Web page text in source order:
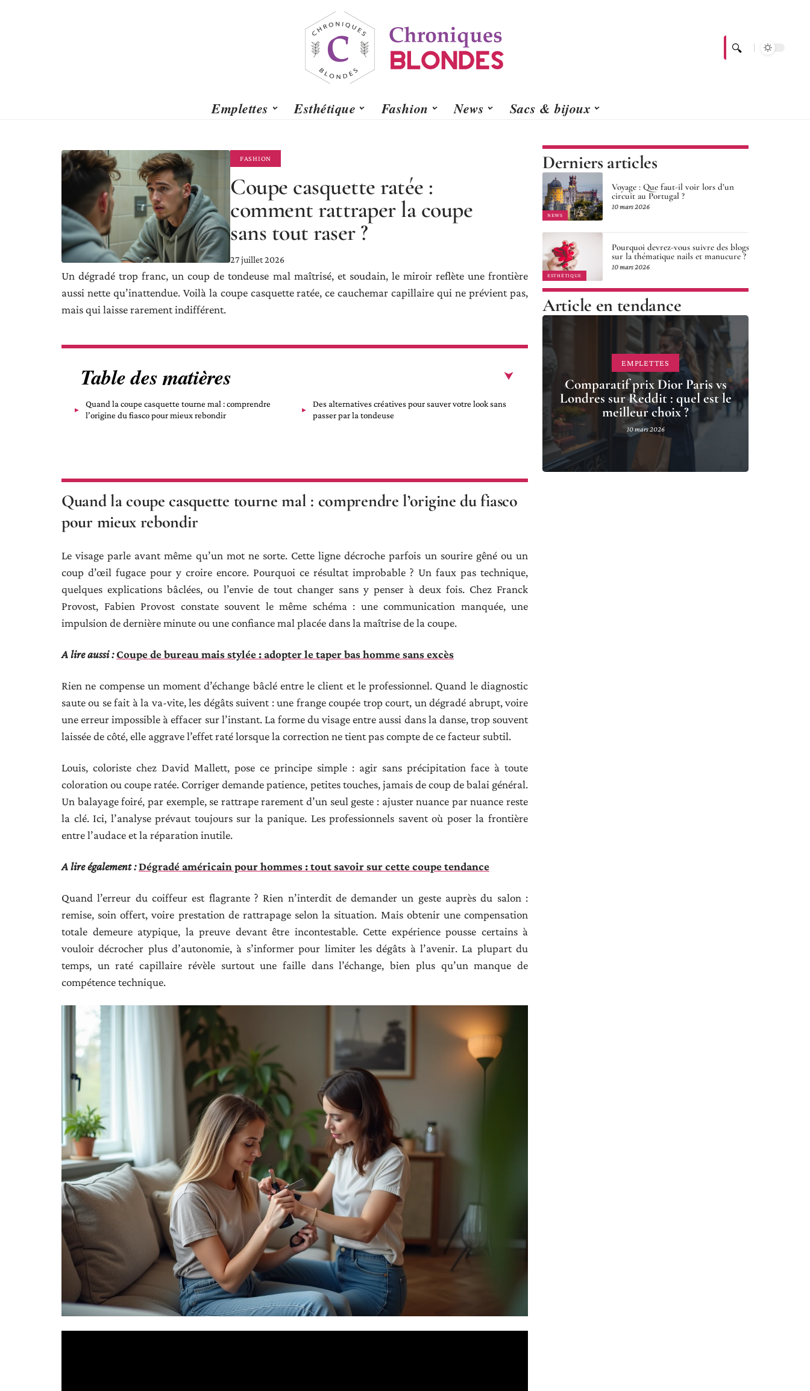
Emplettes Esthétique Fashion News Sacs & bijoux
FASHION
Coupe casquette ratée :
comment rattraper la coupe
sans tout raser ?
27 juillet 2026
Un dégradé trop franc, un coup de tondeuse mal maîtrisé, et soudain, le miroir reflète une frontière
aussi nette qu’inattendue. Voilà la coupe casquette ratée, ce cauchemar capillaire qui ne prévient pas,
mais qui laisse rarement indifférent.
Table des matières
Quand la coupe casquette tourne mal : comprendre
l’origine du fiasco pour mieux rebondir
Des alternatives créatives pour sauver votre look sans
passer par la tondeuse
Quand la coupe casquette tourne mal : comprendre l’origine du fiasco
pour mieux rebondir
Le visage parle avant même qu’un mot ne sorte. Cette ligne décroche parfois un sourire gêné ou un
coup d’œil fugace pour y croire encore. Pourquoi ce résultat improbable ? Un faux pas technique,
quelques explications bâclées, ou l’envie de tout changer sans y penser à deux fois. Chez Franck
Provost, Fabien Provost constate souvent le même schéma : une communication manquée, une
impulsion de dernière minute ou une confiance mal placée dans la maîtrise de la coupe.
A lire aussi :Coupe de bureau mais stylée : adopter le taper bas homme sans excès
Rien ne compense un moment d’échange bâclé entre le client et le professionnel. Quand le diagnostic
saute ou se fait à la va-vite, les dégâts suivent : une frange coupée trop court, un dégradé abrupt, voire
une erreur impossible à effacer sur l’instant. La forme du visage entre aussi dans la danse, trop souvent
laissée de côté, elle aggrave l’effet raté lorsque la correction ne tient pas compte de ce facteur subtil.
Louis, coloriste chez David Mallett, pose ce principe simple : agir sans précipitation face à toute
coloration ou coupe ratée. Corriger demande patience, petites touches, jamais de coup de balai général.
Un balayage foiré, par exemple, se rattrape rarement d’un seul geste : ajuster nuance par nuance reste
la clé. Ici, l’analyse prévaut toujours sur la panique. Les professionnels savent où poser la frontière
entre l’audace et la réparation inutile.
A lire également :Dégradé américain pour hommes : tout savoir sur cette coupe tendance
Quand l’erreur du coiffeur est flagrante ? Rien n’interdit de demander un geste auprès du salon :
remise, soin offert, voire prestation de rattrapage selon la situation. Mais obtenir une compensation
totale demeure atypique, la preuve devant être incontestable. Cette expérience pousse certains à
vouloir décrocher plus d’autonomie, à s’informer pour limiter les dégâts à l’avenir. La plupart du
temps, un raté capillaire révèle surtout une faille dans l’échange, bien plus qu’un manque de
compétence technique.
Derniers articles
NEWS
Voyage : Que faut-il voir lors d’un
circuit au Portugal ?
10 mars 2026
ESTHÉTIQUE
Pourquoi devrez-vous suivre des blogs
sur la thématique nails et manucure ?
10 mars 2026
Article en tendance
EMPLETTES
Comparatif prix Dior Paris vs
Londres sur Reddit : quel est le
meilleur choix ?
10 mars 2026